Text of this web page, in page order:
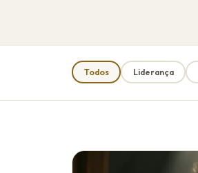
Todos Liderança